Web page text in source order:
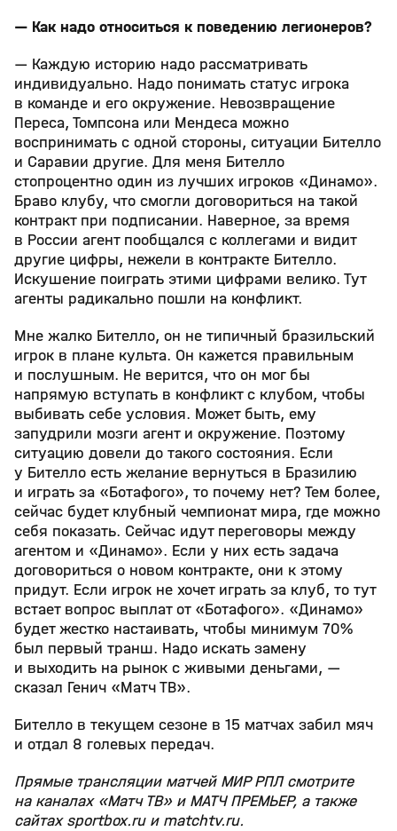
— Как надо относиться к поведению легионеров?
— Каждую историю надо рассматривать
индивидуально. Надо понимать статус игрока
в команде и его окружение. Невозвращение
Переса, Томпсона или Мендеса можно
воспринимать с одной стороны, ситуации Бителло
и Саравии другие. Для меня Бителло
стопроцентно один из лучших игроков «Динамо».
Браво клубу, что смогли договориться на такой
контракт при подписании. Наверное, за время
в России агент пообщался с коллегами и видит
другие цифры, нежели в контракте Бителло.
Искушение поиграть этими цифрами велико. Тут
агенты радикально пошли на конфликт.
Мне жалко Бителло, он не типичный бразильский
игрок в плане культа. Он кажется правильным
и послушным. Не верится, что он мог бы
напрямую вступать в конфликт с клубом, чтобы
выбивать себе условия. Может быть, ему
запудрили мозги агент и окружение. Поэтому
ситуацию довели до такого состояния. Если
у Бителло есть желание вернуться в Бразилию
и играть за «Ботафого», то почему нет? Тем более,
сейчас будет клубный чемпионат мира, где можно
себя показать. Сейчас идут переговоры между
агентом и «Динамо». Если у них есть задача
договориться о новом контракте, они к этому
придут. Если игрок не хочет играть за клуб, то тут
встает вопрос выплат от «Ботафого». «Динамо»
будет жестко настаивать, чтобы минимум 70%
был первый транш. Надо искать замену
и выходить на рынок с живыми деньгами, —
сказал Генич «Матч ТВ».
Бителло в текущем сезоне в 15 матчах забил мяч
и отдал 8 голевых передач.
Прямые трансляции матчей МИР РПЛ смотрите
на каналах «Матч ТВ» и МАТЧ ПРЕМЬЕР, а также
сайтах sportbox.ru и matchtv.ru.